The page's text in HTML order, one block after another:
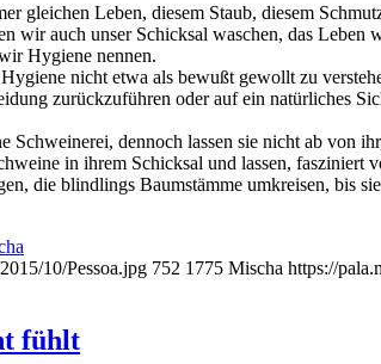
glei­chen Leben, die­sem Staub, die­sem
wir auch unser Schick­sal waschen, das
Hygie­ne nennen.
nicht etwa als bewußt gewollt zu
zurück­zu­füh­ren oder auf ein natür­li­ches
Schwei­ne­rei, den­noch las­sen sie nicht ab von
in ihrem Schick­sal und las­sen,
die blind­lings Baum­stäm­me umkrei­sen, bis
10/Pessoa.jpg 752 1775 Mischa https://
fühlt